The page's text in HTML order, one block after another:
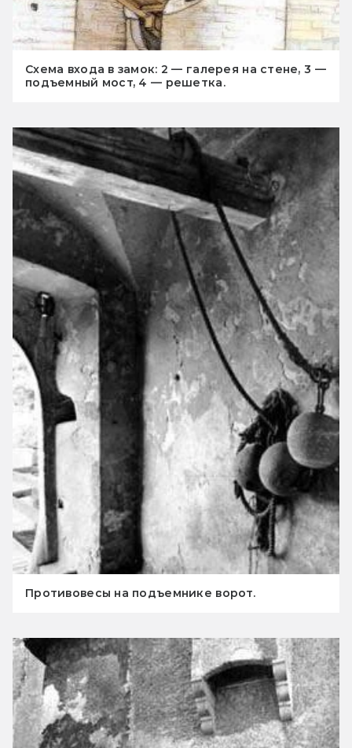
Схема входа в замок: 2 — галерея на стене, 3 —
подъемный мост, 4 — решетка.
Противовесы на подъемнике ворот.